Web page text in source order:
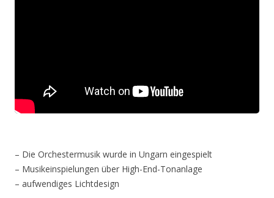
– Die Orchestermusik wurde in Ungarn eingespielt
– Musikeinspielungen über High-End-Tonanlage
– aufwendiges Lichtdesign